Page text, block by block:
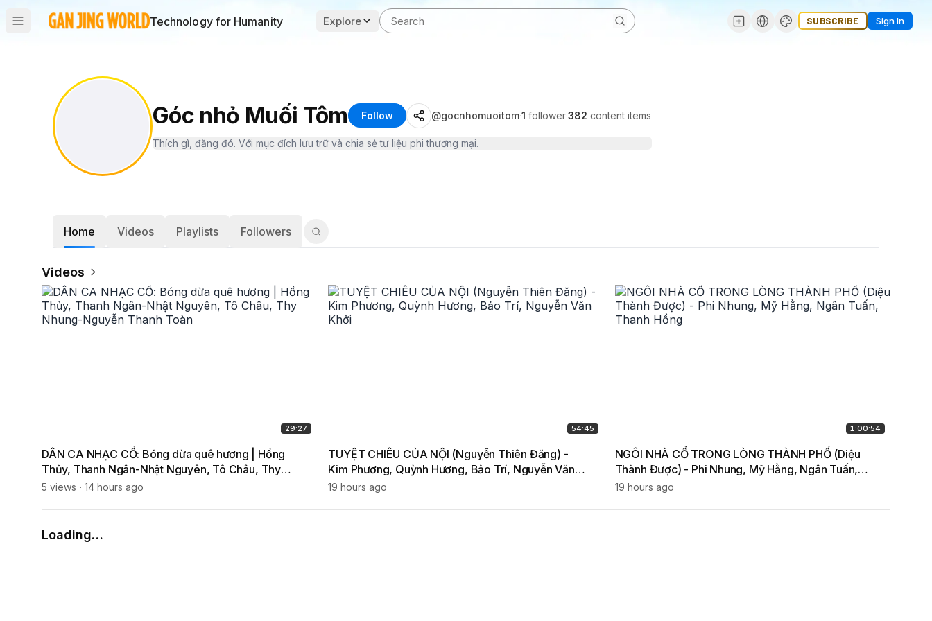
Technology for Humanity Explore SUBSCRIBE Sign In
Góc nhỏ Muối Tôm Follow @gocnhomuoitom·1 follower·382 content items
Thích gì, đăng đó. Với mục đích lưu trữ và chia sẻ tư liệu phi thương mại.
Home Videos Playlists Followers
Videos
29:27
DÂN CA NHẠC CỔ: Bóng dừa quê hương | Hồng
Thủy, Thanh Ngân-Nhật Nguyên, Tô Châu, Thy
Nhung-Nguyễn Thanh Toàn
5 views 14 hours ago
54:45
TUYỆT CHIÊU CỦA NỘI (Nguyễn Thiên Đăng) -
Kim Phương, Quỳnh Hương, Bảo Trí, Nguyễn Văn
Khởi
19 hours ago
1:00:54
NGÔI NHÀ CỔ TRONG LÒNG THÀNH PHỐ (Diệu
Thành Được) - Phi Nhung, Mỹ Hằng, Ngân Tuấn,
Thanh Hồng
19 hours ago
Loading…